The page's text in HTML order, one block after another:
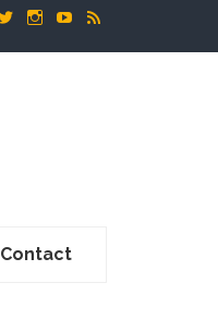
Contact